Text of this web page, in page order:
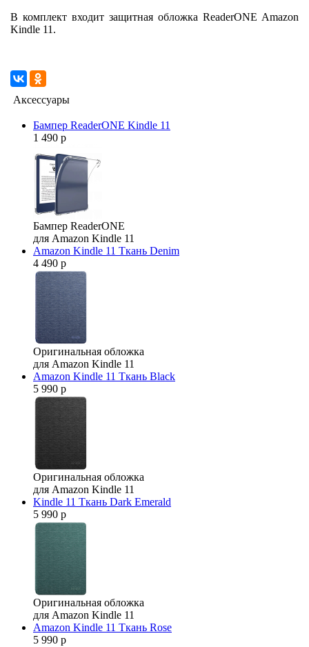
В комплект входит защитная обложка ReaderONE Amazon
Kindle 11.
Аксессуары
Бампер ReaderONE Kindle 11
1 490 р
Бампер ReaderONE
для Amazon Kindle 11
Amazon Kindle 11 Ткань Denim
4 490 р
Оригинальная обложка
для Amazon Kindle 11
Amazon Kindle 11 Ткань Black
5 990 р
Оригинальная обложка
для Amazon Kindle 11
Kindle 11 Ткань Dark Emerald
5 990 р
Оригинальная обложка
для Amazon Kindle 11
Amazon Kindle 11 Ткань Rose
5 990 р